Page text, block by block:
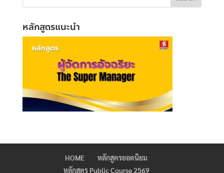
หลักสูตรแนะนำ
HOME
หลักสูตรยอดนิยม
หลักสูตร Public Course 2569